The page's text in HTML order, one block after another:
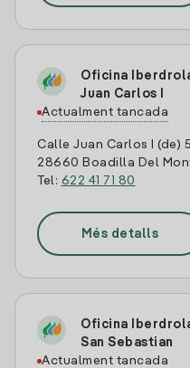
Oficina
Juan Carlos I
Actualment tancada
Calle Juan Carlos I (de)
28660 Boadilla Del
Tel: 622 41 71 80
Més detalls
Oficina
San Sebastian
Actualment tancada